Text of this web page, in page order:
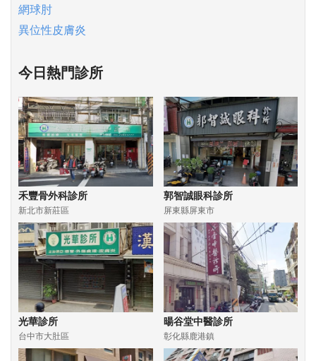
網球肘
異位性皮膚炎
今日熱門診所
禾豐骨外科診所
新北市新莊區
郭智誠眼科診所
屏東縣屏東市
光華診所
台中市大肚區
暘谷堂中醫診所
彰化縣鹿港鎮